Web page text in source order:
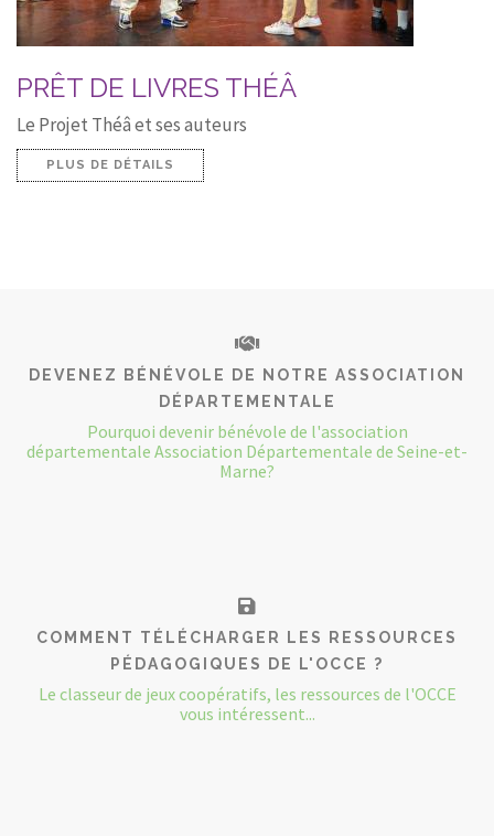
PRÊT DE LIVRES THÉÂ
Le Projet Théâ et ses auteurs
PLUS DE DÉTAILS
DEVENEZ BÉNÉVOLE DE NOTRE ASSOCIATION
DÉPARTEMENTALE
Pourquoi devenir bénévole de l'association
départementale Association Départementale de Seine-et-
Marne?
COMMENT TÉLÉCHARGER LES RESSOURCES
PÉDAGOGIQUES DE L'OCCE ?
Le classeur de jeux coopératifs, les ressources de l'OCCE
vous intéressent...